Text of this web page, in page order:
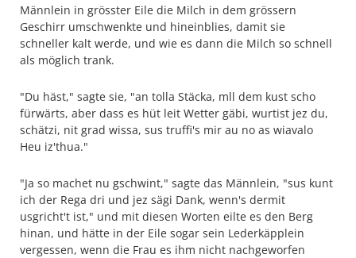
Männlein in grösster Eile die Milch in dem grössern
Geschirr umschwenkte und hineinblies, damit sie
schneller kalt werde, und wie es dann die Milch so schnell
als möglich trank.
"Du häst," sagte sie, "an tolla Stäcka, mll dem kust scho
fürwärts, aber dass es hüt leit Wetter gäbi, wurtist jez du,
schätzi, nit grad wissa, sus truffi's mir au no as wiavalo
Heu iz'thua."
"Ja so machet nu gschwint," sagte das Männlein, "sus kunt
ich der Rega dri und jez sägi Dank, wenn's dermit
usgricht't ist," und mit diesen Worten eilte es den Berg
hinan, und hätte in der Eile sogar sein Lederkäpplein
vergessen, wenn die Frau es ihm nicht nachgeworfen